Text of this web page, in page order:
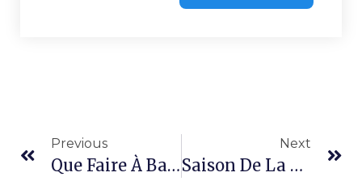
Previous
Que Faire À Barra Da Lagoa : Le Guide Complet Du Village Le Plus Charmant De Floripa
Next
Saison De La Tainha À Florianópolis 2026 : Le Guide Complet